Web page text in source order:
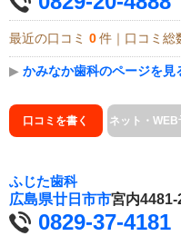
最近の口コミ 0 件｜口コミ総
▶ かみなか歯科のページを見
口コミを書く ネット・WEB
ふじた歯科
広島県廿日市市宮内
0829-37-4181